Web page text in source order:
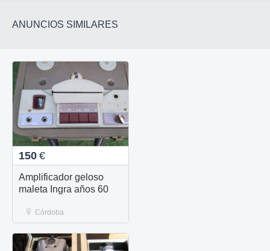
ANUNCIOS SIMILARES
150 €
Amplificador geloso
maleta Ingra años 60
Córdoba